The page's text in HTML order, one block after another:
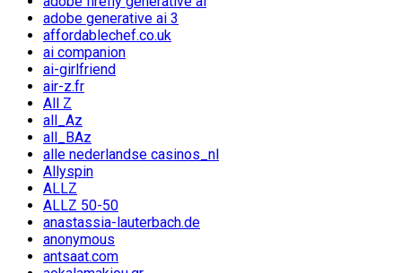
adobe generative ai 3
affordablechef.co.uk
ai companion
ai-girlfriend
air-z.fr
All Z
all_Az
all_BAz
alle nederlandse casinos_nl
Allyspin
ALLZ
ALLZ 50-50
anastassia-lauterbach.de
anonymous
antsaat.com